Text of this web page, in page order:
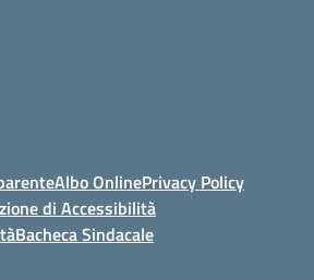
Albo OnlinePrivacy Policy
di Accessibilità
Bacheca Sindacale